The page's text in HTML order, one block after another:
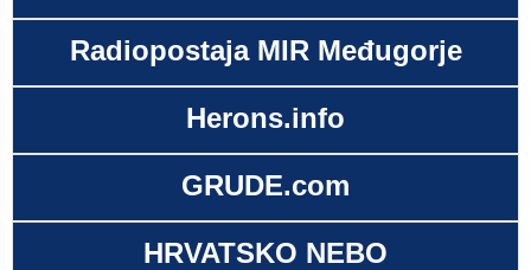
Radiopostaja MIR Međugorje
Herons.info
GRUDE.com
HRVATSKO NEBO